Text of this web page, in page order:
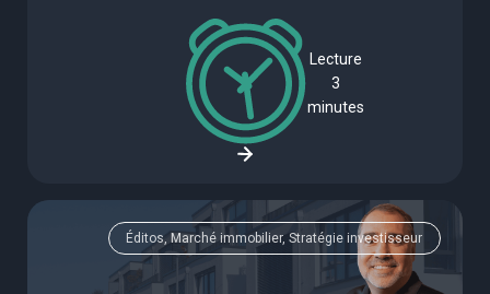
Lecture
3
minutes
Éditos, Marché immobilier, Stratégie investisseur